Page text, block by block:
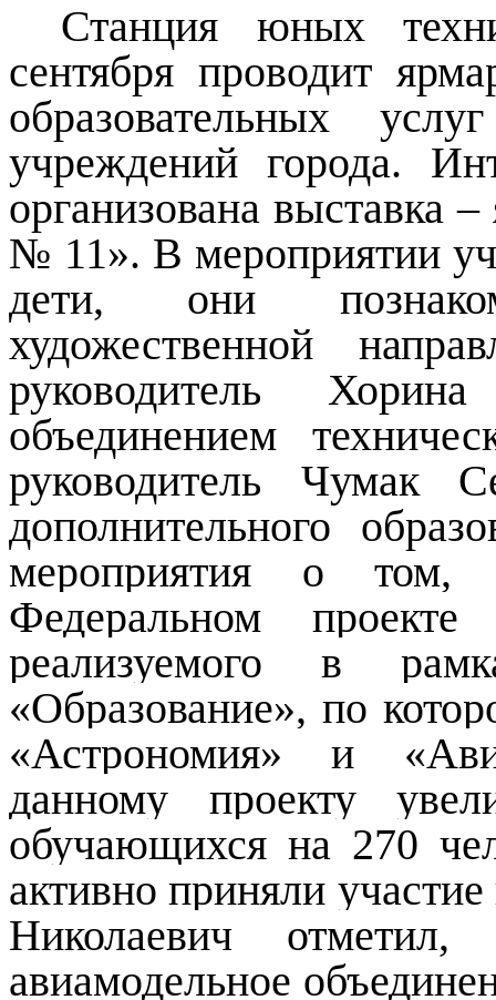
Станция юных
сентября проводит
образовательных
учреждений города.
организована
№ 11». В мероприятии
дети, они
художественной
руководитель
объединением
руководитель Чумак
дополнительного
мероприятия о том,
Федеральном
реализуемого в
«Образование», по
«Астрономия» и
данному проекту
обучающихся на 270
активно приняли
Николаевич отметил,
авиамодельное